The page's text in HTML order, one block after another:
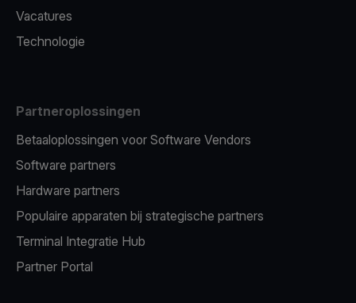
Vacatures
Technologie
Partneroplossingen
Betaaloplossingen voor Software Vendors
Software partners
Hardware partners
Populaire apparaten bij strategische partners
Terminal Integratie Hub
Partner Portal